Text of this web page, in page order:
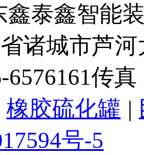
鑫泰鑫智能
诸城市芦
传真
橡胶硫化罐 |
号-5